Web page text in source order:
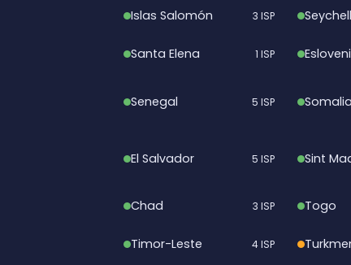
Islas Salomón 3 ISP
Santa Elena 1 ISP
Senegal 5 ISP Somalia
El Salvador 5 ISP Sint
Chad 3 ISP Togo
Timor-Leste 4 ISP